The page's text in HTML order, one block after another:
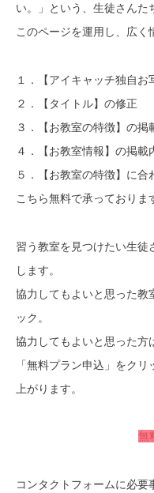
い。」という、生徒さんた
このページを運用し、広く
１．【アイキャッチ独自お
２．【タイトル】の修正
３．【お教室の特徴】の掲
４．【お教室情報】の掲載
５．【お教室の特徴】に
こちら無料で承っておりま
習う教室を見つけたい生徒
します。
協力してもよいと思った
ック。
協力してもよいと思った方
「無料プラン申込」をク
上がります。
無
コンタクトフォームに必要